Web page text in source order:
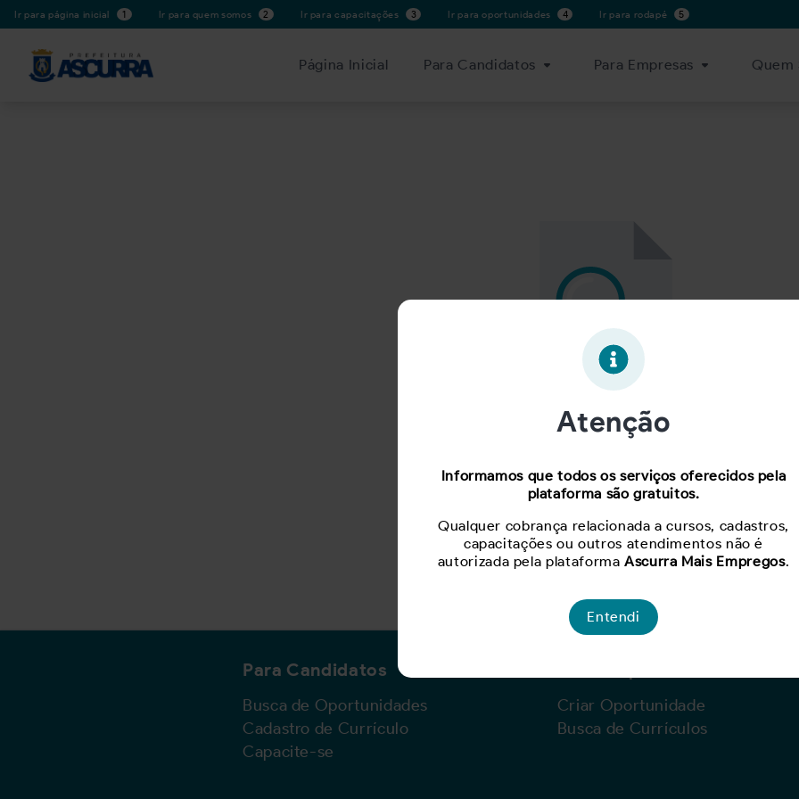
Ir para página inicial 1 Ir para quem somos 2 Ir para capacitações 3 Ir para oportunidades 4 Ir para rodapé 5
Página Inicial Para Candidatos Para Empresas Quem
Para ver mais, acesse a páginaBuscar Oportunidades.
Para Candidatos
Busca de Oportunidades
Cadastro de Currículo
Capacite-se
Criar Oportunidade
Busca de Currículos
Atenção
Informamos que todos os serviços oferecidos pela
plataforma são gratuitos.
Qualquer cobrança relacionada a cursos, cadastros,
capacitações ou outros atendimentos não é
autorizada pela plataformaAscurra Mais Empregos.
Entendi